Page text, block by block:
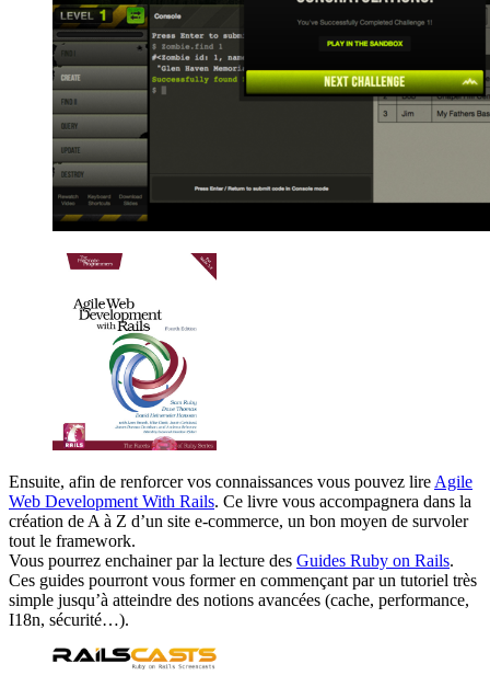
Ensuite, afin de renforcer vos connaissances vous pouvez lire Agile
Web Development With Rails. Ce livre vous accompagnera dans la
création de A à Z d’un site e-commerce, un bon moyen de survoler
tout le framework.
Vous pourrez enchainer par la lecture des Guides Ruby on Rails.
Ces guides pourront vous former en commençant par un tutoriel très
simple jusqu’à atteindre des notions avancées (cache, performance,
I18n, sécurité…).